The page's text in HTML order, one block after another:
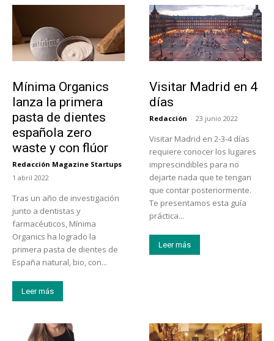
Mínima Organics
lanza la primera
pasta de dientes
española zero
waste y con flúor
Redacción Magazine Startups
-
1 abril 2022
Tras un año de investigación
junto a dentistas y
farmacéuticos, Mínima
Organics ha logrado la
primera pasta de dientes de
España natural, bio, con...
Leer más
Visitar Madrid en 4
días
Redacción - 23 junio 2022
Visitar Madrid en 2-3-4 días
requiere conocer los lugares
imprescindibles para no
dejarte nada que te tengan
que contar posteriormente.
Te presentamos esta guía
práctica...
Leer más